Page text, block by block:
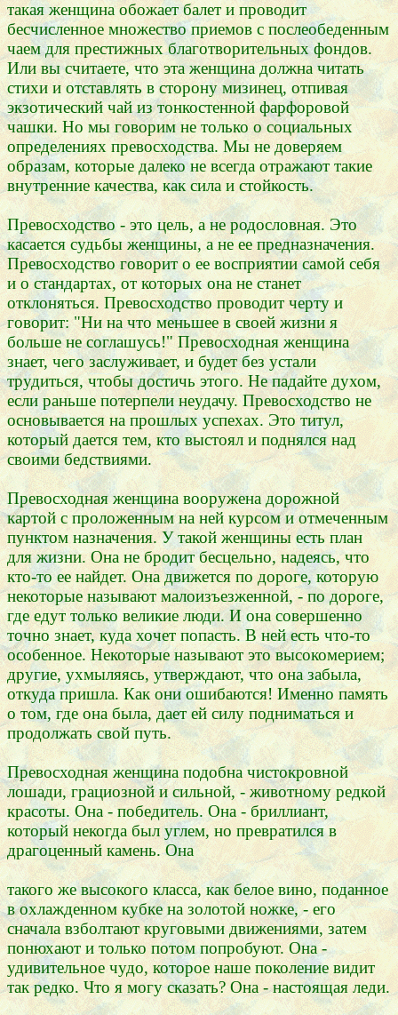
такая женщина обожает балет и проводит
бесчисленное множество приемов с послеобеденным
чаем для престижных благотворительных фондов.
Или вы считаете, что эта женщина должна читать
стихи и отставлять в сторону мизинец, отпивая
экзотический чай из тонкостенной фарфоровой
чашки. Но мы говорим не только о социальных
определениях превосходства. Мы не доверяем
образам, которые далеко не всегда отражают такие
внутренние качества, как сила и стойкость.
Превосходство - это цель, а не родословная. Это
касается судьбы женщины, а не ее предназначения.
Превосходство говорит о ее восприятии самой себя
и о стандартах, от которых она не станет
отклоняться. Превосходство проводит черту и
говорит: "Ни на что меньшее в своей жизни я
больше не соглашусь!" Превосходная женщина
знает, чего заслуживает, и будет без устали
трудиться, чтобы достичь этого. Не падайте духом,
если раньше потерпели неудачу. Превосходство не
основывается на прошлых успехах. Это титул,
который дается тем, кто выстоял и поднялся над
своими бедствиями.
Превосходная женщина вооружена дорожной
картой с проложенным на ней курсом и отмеченным
пунктом назначения. У такой женщины есть план
для жизни. Она не бродит бесцельно, надеясь, что
кто-то ее найдет. Она движется по дороге, которую
некоторые называют малоизъезженной, - по дороге,
где едут только великие люди. И она совершенно
точно знает, куда хочет попасть. В ней есть что-то
особенное. Некоторые называют это высокомерием;
другие, ухмыляясь, утверждают, что она забыла,
откуда пришла. Как они ошибаются! Именно память
о том, где она была, дает ей силу подниматься и
продолжать свой путь.
Превосходная женщина подобна чистокровной
лошади, грациозной и сильной, - животному редкой
красоты. Она - победитель. Она - бриллиант,
который некогда был углем, но превратился в
драгоценный камень. Она
такого же высокого класса, как белое вино, поданное
в охлажденном кубке на золотой ножке, - его
сначала взболтают круговыми движениями, затем
понюхают и только потом попробуют. Она -
удивительное чудо, которое наше поколение видит
так редко. Что я могу сказать? Она - настоящая леди.